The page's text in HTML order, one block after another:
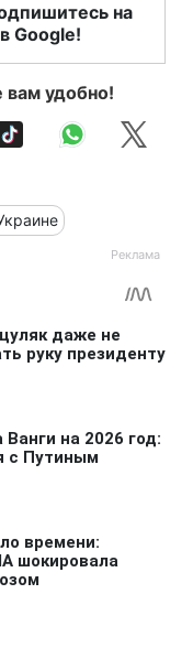
на
Google!
вам удобно!